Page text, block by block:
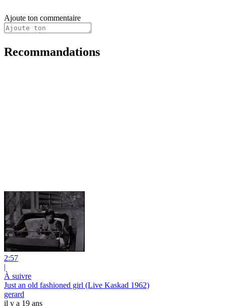
Ajoute ton commentaire
Recommandations
2:57
|
À suivre
Just an old fashioned girl (Live Kaskad 1962)
gerard
il y a 19 ans